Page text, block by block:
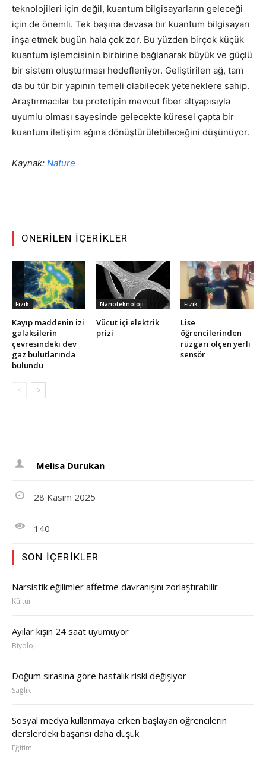
teknolojileri için değil, kuantum bilgisayarların geleceği
için de önemli. Tek başına devasa bir kuantum bilgisayarı
inşa etmek bugün hala çok zor. Bu yüzden birçok küçük
kuantum işlemcisinin birbirine bağlanarak büyük ve güçlü
bir sistem oluşturması hedefleniyor. Geliştirilen ağ, tam
da bu tür bir yapının temeli olabilecek yeteneklere sahip.
Araştırmacılar bu prototipin mevcut fiber altyapısıyla
uyumlu olması sayesinde gelecekte küresel çapta bir
kuantum iletişim ağına dönüştürülebileceğini düşünüyor.
Kaynak: Nature
ÖNERILEN İÇERIKLER
Fizik
Kayıp maddenin izi
galaksilerin
çevresindeki dev
gaz bulutlarında
bulundu
Nanoteknoloji
Vücut içi elektrik
prizi
Fizik
Lise
öğrencilerinden
rüzgarı ölçen yerli
sensör
Melisa Durukan
28 Kasım 2025
140
SON İÇERIKLER
Narsistik eğilimler affetme davranışını zorlaştırabilir
Kültür
Ayılar kışın 24 saat uyumuyor
Biyoloji
Doğum sırasına göre hastalık riski değişiyor
Sağlık
Sosyal medya kullanmaya erken başlayan öğrencilerin
derslerdeki başarısı daha düşük
Eğitim